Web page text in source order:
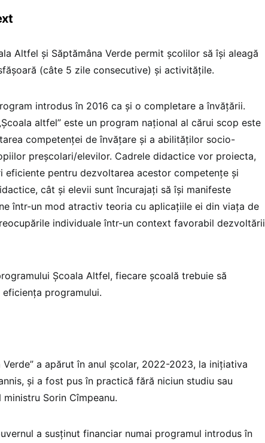
Altfel și Săptămâna Verde permit școlilor să își aleagă
(câte 5 zile consecutive) și activitățile.
introdus în 2016 ca și o completare a învățării.
altfel” este un program național al cărui scop este
competenței de învățare și a abilităților socio-
preșcolari/elevilor. Cadrele didactice vor proiecta,
eficiente pentru dezvoltarea acestor competențe și
cât și elevii sunt încurajați să își manifeste
într-un mod atractiv teoria cu aplicațiile ei din viața de
individuale într-un context favorabil dezvoltării
Școala Altfel, fiecare școală trebuie să
programului.
Verde” a apărut în anul școlar, 2022-2023, la inițiativa
și a fost pus în practică fără niciun studiu sau
Sorin Cîmpeanu.
a susținut financiar numai programul introdus în